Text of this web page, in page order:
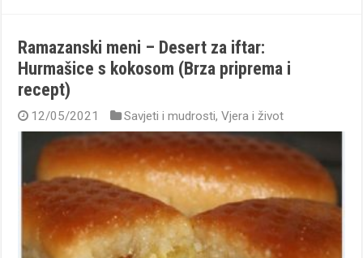
Ramazanski meni – Desert za iftar:
Hurmašice s kokosom (Brza priprema i
recept)
12/05/2021 Savjeti i mudrosti,Vjera i život